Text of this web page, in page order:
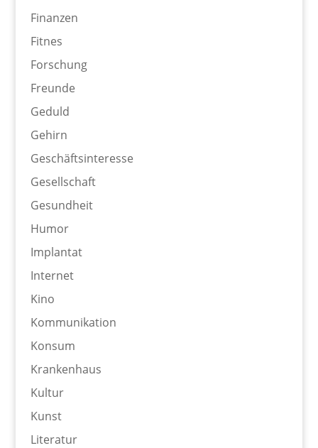
Finanzen
Fitnes
Forschung
Freunde
Geduld
Gehirn
Geschäftsinteresse
Gesellschaft
Gesundheit
Humor
Implantat
Internet
Kino
Kommunikation
Konsum
Krankenhaus
Kultur
Kunst
Literatur